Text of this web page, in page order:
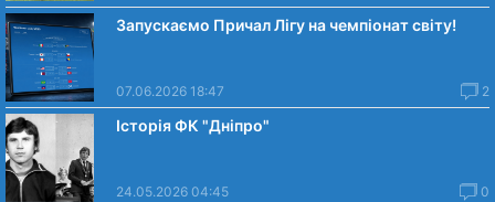
Запускаємо Причал Лігу на чемпіонат світу!
07.06.2026 18:47 2
Історія ФК "Дніпро"
24.05.2026 04:45 0